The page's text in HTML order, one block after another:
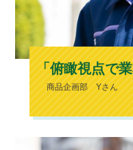
「俯瞰視点で
商品企画部 Yさん